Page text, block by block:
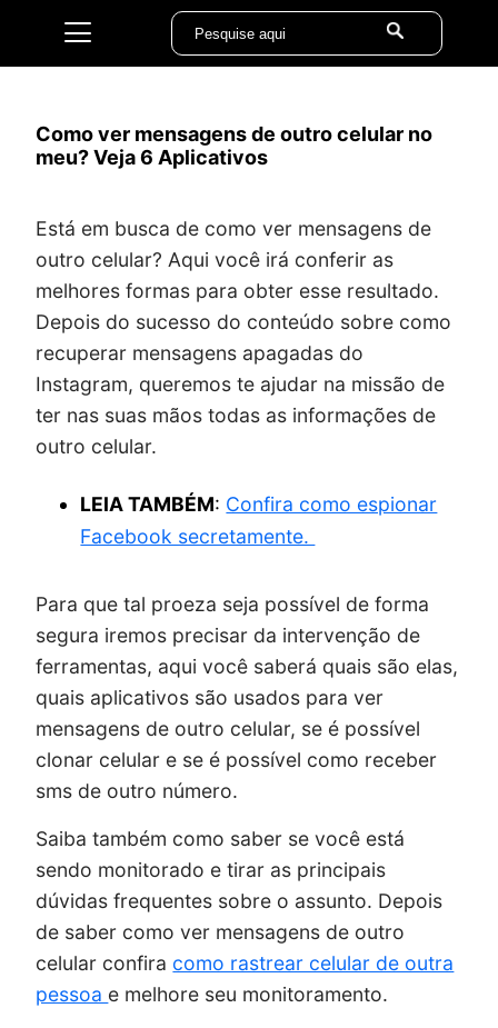
Como ver mensagens de outro celular no
meu? Veja 6 Aplicativos
Está em busca de como ver mensagens de
outro celular? Aqui você irá conferir as
melhores formas para obter esse resultado.
Depois do sucesso do conteúdo sobre como
recuperar mensagens apagadas do
Instagram, queremos te ajudar na missão de
ter nas suas mãos todas as informações de
outro celular.
LEIA TAMBÉM: Confira como espionar
Facebook secretamente.
Para que tal proeza seja possível de forma
segura iremos precisar da intervenção de
ferramentas, aqui você saberá quais são elas,
quais aplicativos são usados para ver
mensagens de outro celular, se é possível
clonar celular e se é possível como receber
sms de outro número.
Saiba também como saber se você está
sendo monitorado e tirar as principais
dúvidas frequentes sobre o assunto. Depois
de saber como ver mensagens de outro
celular confira como rastrear celular de outra
pessoa e melhore seu monitoramento.